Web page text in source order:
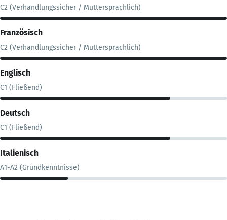
C2 (Verhandlungssicher / Muttersprachlich)
Französisch
C2 (Verhandlungssicher / Muttersprachlich)
Englisch
C1 (Fließend)
Deutsch
C1 (Fließend)
Italienisch
A1-A2 (Grundkenntnisse)